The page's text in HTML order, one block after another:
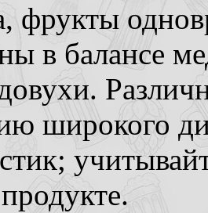
фрукты
в балансе
широкого